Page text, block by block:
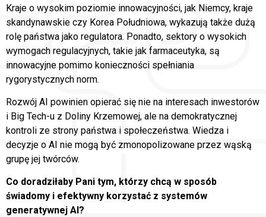
Kraje o wysokim poziomie innowacyjności, jak Niemcy, kraje
skandynawskie czy Korea Południowa, wykazują także dużą
rolę państwa jako regulatora. Ponadto, sektory o wysokich
wymogach regulacyjnych, takie jak farmaceutyka, są
innowacyjne pomimo konieczności spełniania
rygorystycznych norm.
Rozwój AI powinien opierać się nie na interesach inwestorów
i Big Tech-u z Doliny Krzemowej, ale na demokratycznej
kontroli ze strony państwa i społeczeństwa. Wiedza i
decyzje o AI nie mogą być zmonopolizowane przez wąską
grupę jej twórców.
Co doradziłaby Pani tym, którzy chcą w sposób
świadomy i efektywny korzystać z systemów
generatywnej AI?